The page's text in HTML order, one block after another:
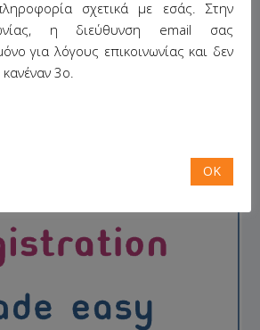
σχετικά με εσάς. Στην
η διεύθυνση email σας
για λόγους επικοινωνίας και δεν
3ο.
OK